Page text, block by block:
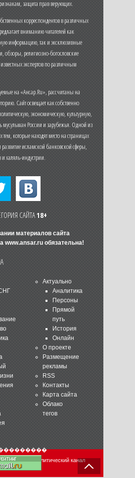
защита прав верующих.
корреспондентов в различных
вниманию читателей как
информацию, так и эксклюзивные
обзоры, религиозно-богословские
экспертов по различным
на «Ансар.Ru», рассчитаны на
Сайт освещает как собственно
экономическую, культурную,
мусульман России и зарубежья. Одной из
тем, которые находят место на страницах
развитие исламской банковской сферы,
халяль-индустрии.
САЙТА18+
материалов сайта
www.ansar.ruобязательна!
Актуально
Аналитика
Персоны
Прямой
путь
История
Онлайн
О проекте
Размещение
рекламы
RSS
Контакты
Карта сайта
Облако
тегов
аналитический канал